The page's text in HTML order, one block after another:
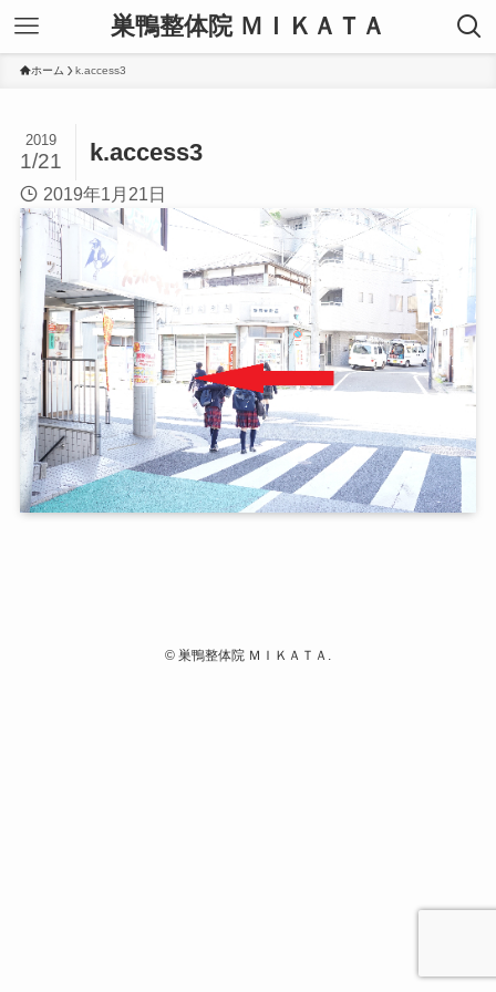
巣鴨整体院 ＭＩＫＡＴＡ
ホーム k.access3
k.access3
2019
1/21
2019年1月21日
© 巣鴨整体院 ＭＩＫＡＴＡ.